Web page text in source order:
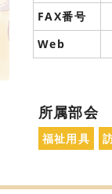
FAX番号
Web
所属部会
福祉用具